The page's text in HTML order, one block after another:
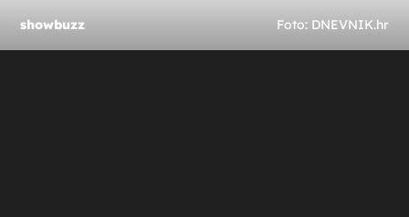
showbuzz Foto: DNEVNIK.hr